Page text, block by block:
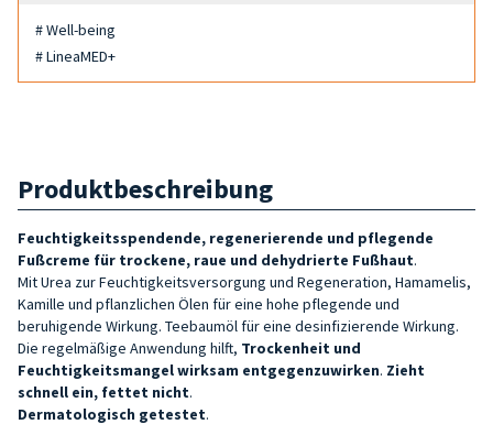
# Well-being
# LineaMED+
Produktbeschreibung
Feuchtigkeitsspendende, regenerierende und pflegende
Fußcreme für trockene, raue und dehydrierte Fußhaut.
Mit Urea zur Feuchtigkeitsversorgung und Regeneration, Hamamelis,
Kamille und pflanzlichen Ölen für eine hohe pflegende und
beruhigende Wirkung. Teebaumöl für eine desinfizierende Wirkung.
Die regelmäßige Anwendung hilft, Trockenheit und
Feuchtigkeitsmangel wirksam entgegenzuwirken. Zieht
schnell ein, fettet nicht.
Dermatologisch getestet.